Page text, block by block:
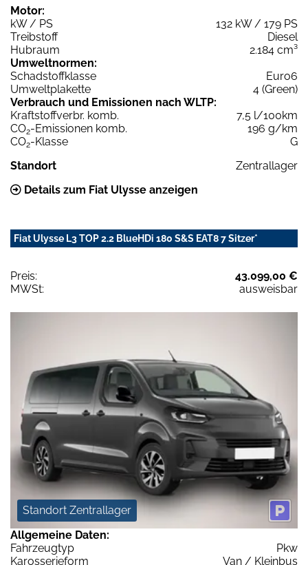
Motor:
kW / PS
132 kW / 179 PS
Treibstoff
Diesel
Hubraum
2.184 cm³
Umweltnormen:
Schadstoffklasse
Euro6
Umweltplakette
4 (Green)
Verbrauch und Emissionen nach WLTP:
Kraftstoffverbr. komb.
7,5 l/100km
CO2-Emissionen komb.
196 g/km
CO2-Klasse
G
Standort
Zentrallager
Details zum Fiat Ulysse anzeigen
Fiat Ulysse L3 TOP 2.2 BlueHDi 180 S&S EAT8 7 Sitzer*
Preis:
43.099,00 €
MWSt:
ausweisbar
Standort Zentrallager
Allgemeine Daten:
Fahrzeugtyp
Pkw
Karosserieform
Van / Kleinbus